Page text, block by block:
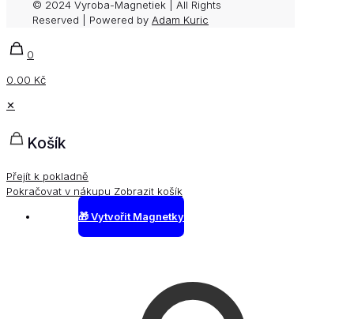
© 2024 Vyroba-Magnetiek | All Rights
Reserved | Powered by Adam Kuric
0
0.00 Kč
✕
Košík
Přejít k pokladně
Pokračovat v nákupu Zobrazit košík
🎁 Vytvořit Magnetky